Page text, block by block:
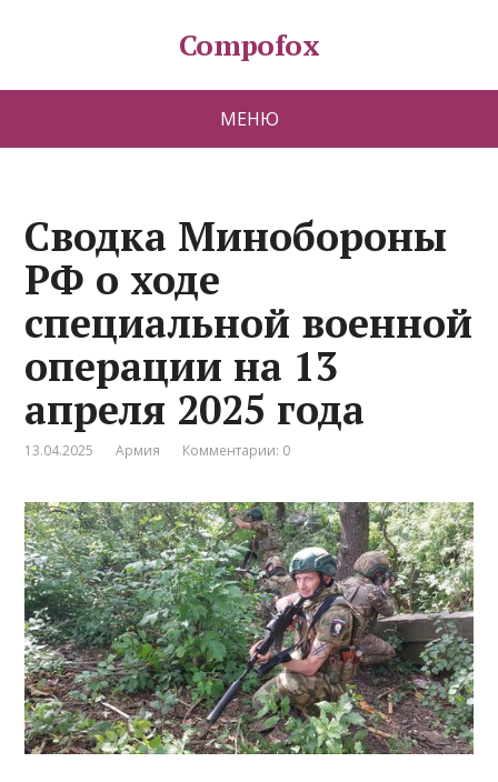
Compofox
МЕНЮ
Сводка Минобороны
РФ о ходе
специальной военной
операции на 13
апреля 2025 года
13.04.2025 Армия Комментарии: 0